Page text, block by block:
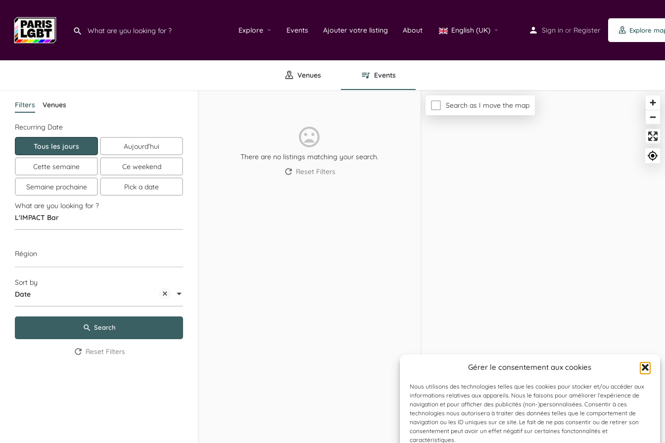
Gérer le consentement aux cookies
Nous utilisons des technologies telles que les cookies pour stocker et/ou accéder aux
informations relatives aux appareils. Nous le faisons pour améliorer l’expérience de
navigation et pour afficher des publicités (non-)personnalisées. Consentir à ces
technologies nous autorisera à traiter des données telles que le comportement de
navigation ou les ID uniques sur ce site. Le fait de ne pas consentir ou de retirer son
consentement peut avoir un effet négatif sur certaines fonctonnalités et
caractéristiques.
Explore Events Ajouter votre listing About English (UK) Sign in or Register Explore
Venues Events
Filters Venues
Recurring Date
Tous les jours Aujourd'hui
Cette semaine Ce weekend
Semaine prochaine Pick a date
What are you looking for ?
Région
Date
Sort by
Search
Reset Filters
There are no listings matching your search.
Reset Filters
Search as I move the map